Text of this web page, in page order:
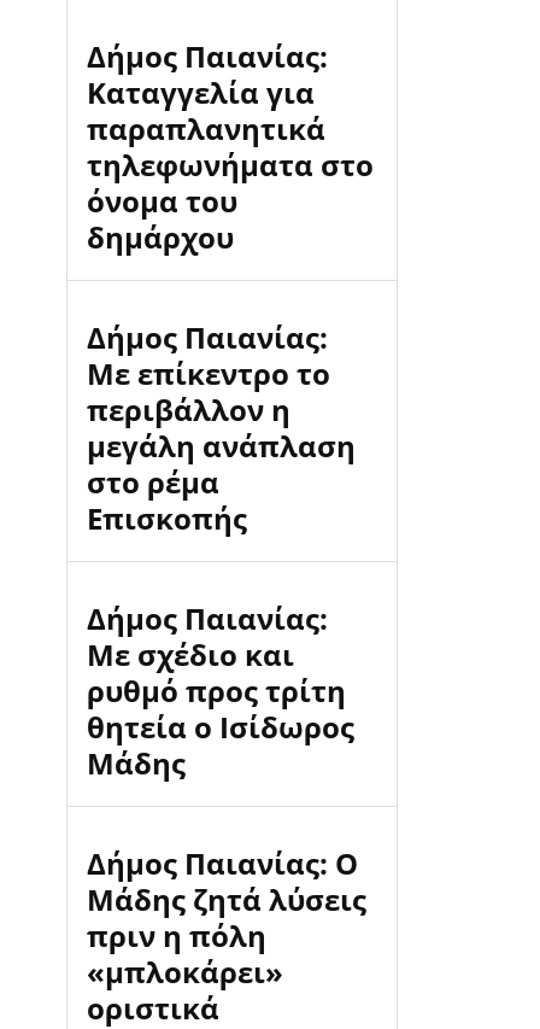
Δήμος Παιανίας:
Καταγγελία για
παραπλανητικά
τηλεφωνήματα στο
όνομα του
δημάρχου
Δήμος Παιανίας:
Με επίκεντρο το
περιβάλλον η
μεγάλη ανάπλαση
στο ρέμα
Επισκοπής
Δήμος Παιανίας:
Με σχέδιο και
ρυθμό προς τρίτη
θητεία ο Ισίδωρος
Μάδης
Δήμος Παιανίας: Ο
Μάδης ζητά λύσεις
πριν η πόλη
«μπλοκάρει»
οριστικά